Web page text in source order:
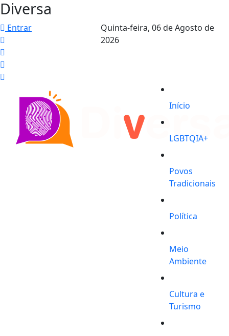
Diversa
Entrar Quinta-feira, 06 de Agosto de
2026
Início
LGBTQIA+
Povos
Tradicionais
Política
Meio
Ambiente
Cultura e
Turismo